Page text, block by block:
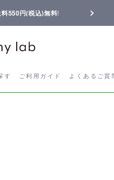
550円(税込)無料!
す ご利用ガイド よくあるご質
ら探す ご利用ガイド よくある